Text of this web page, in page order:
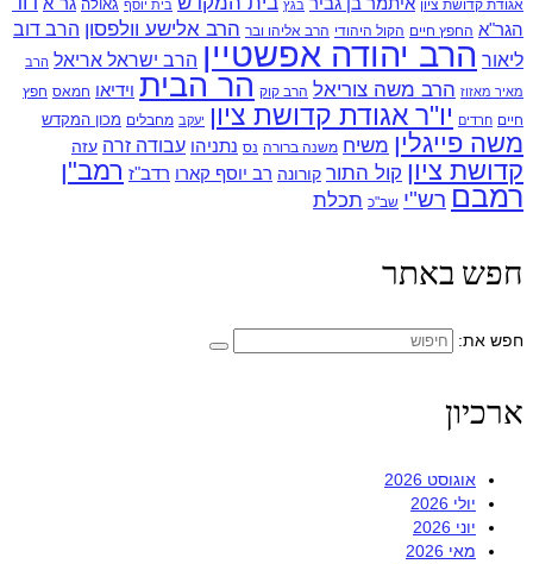
אגודת קדושת ציון בגץ בית יוסף גאולה
הגר"א החפץ חיים הקול היהודי הרב אליהו ובר הרב אלישע וולפסון הרב דוב
ליאור הרב יהודה אפשטיין הרב ישראל אריאל הרב
מאיר מאזוז הרב משה צוריאל הרב קוק הר הבית וידיאו חמאס חפץ
חיים חרדים יו"ר אגודת קדושת ציון יעקב מחבלים מכון המקדש
משה פייגלין משיח משנה ברורה נס נתניהו עבודה זרה עזה
קדושת ציון קול התור קורונה רב יוסף קארו רדב"ז רמב"ן
רמבם רש"י שב"כ תכלת
חפש באתר
חפש את:
ארכיון
אוגוסט 2026
יולי 2026
יוני 2026
מאי 2026